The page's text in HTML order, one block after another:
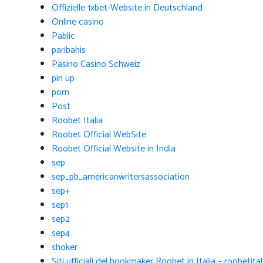
Offizielle 1xbet-Website in Deutschland
Online casino
Pablic
paribahis
Pasino Casino Schweiz
pin up
porn
Post
Roobet Italia
Roobet Official WebSite
Roobet Official Website in India
sep
sep_pb_americanwritersassociation
sep+
sep1
sep2
sep4
shoker